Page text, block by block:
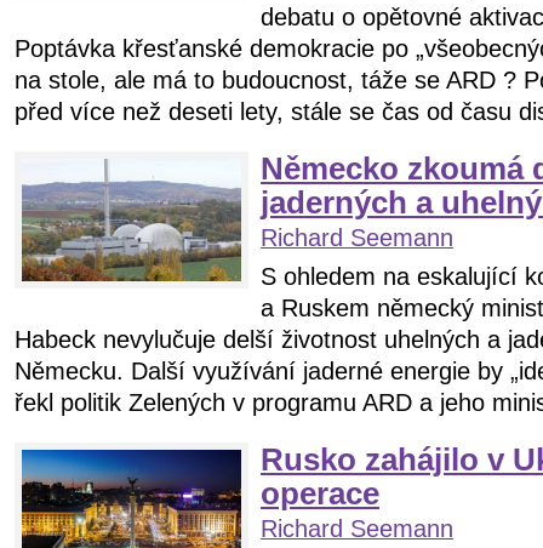
debatu o opětovné
Poptávka křesťanské demokracie po
na stole, ale má to budoucnost, táže se ARD ?
před více než deseti lety, stále se čas od času
Německo zkoumá
jaderných a
Richard Seemann
S ohledem na eskalující
a Ruskem německý
Habeck nevylučuje delší životnost uhelných a
Německu. Další využívání jaderné energie by
řekl politik Zelených v programu ARD a jeho
Rusko zahájilo v
operace
Richard Seemann